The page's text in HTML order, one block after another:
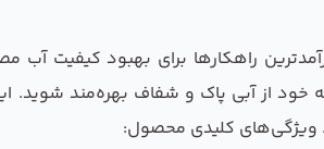
پک مجموعه 3 عددی، یکی از بهترین و کارآمدترین راهکارها
از آبی پاک و شفاف بهره‌مند شوید.
ویژگی‌های کلیدی محصول: